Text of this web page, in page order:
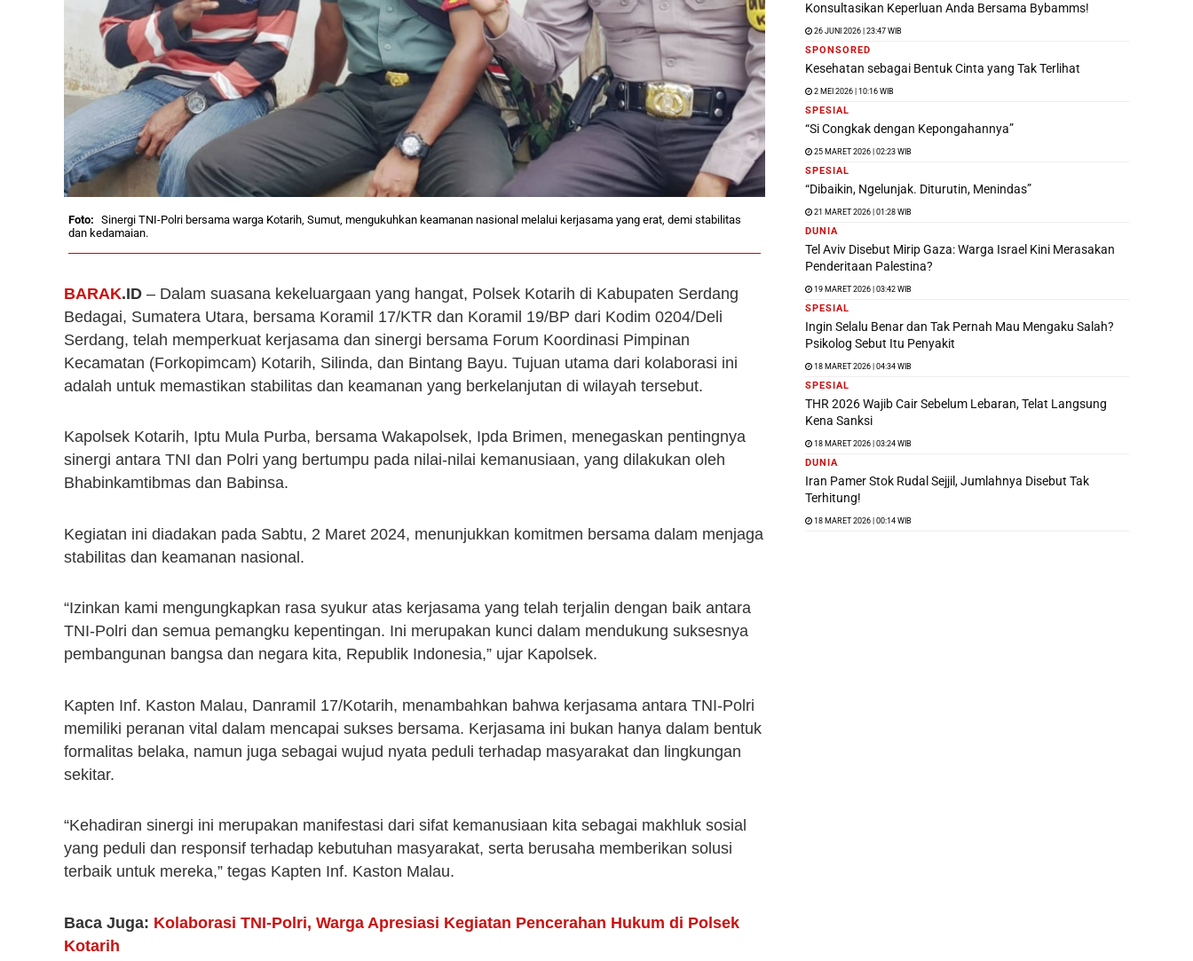
Sinergi TNI-Polri bersama warga Kotarih, Sumut, mengukuhkan keamanan nasional melalui kerjasama yang erat, demi stabilitas
dan kedamaian.
BARAK.ID – Dalam suasana kekeluargaan yang hangat, Polsek Kotarih di Kabupaten Serdang
Bedagai, Sumatera Utara, bersama Koramil 17/KTR dan Koramil 19/BP dari Kodim 0204/Deli
Serdang, telah memperkuat kerjasama dan sinergi bersama Forum Koordinasi Pimpinan
Kecamatan (Forkopimcam) Kotarih, Silinda, dan Bintang Bayu. Tujuan utama dari kolaborasi ini
adalah untuk memastikan stabilitas dan keamanan yang berkelanjutan di wilayah tersebut.
Kapolsek Kotarih, Iptu Mula Purba, bersama Wakapolsek, Ipda Brimen, menegaskan pentingnya
sinergi antara TNI dan Polri yang bertumpu pada nilai-nilai kemanusiaan, yang dilakukan oleh
Bhabinkamtibmas dan Babinsa.
Kegiatan ini diadakan pada Sabtu, 2 Maret 2024, menunjukkan komitmen bersama dalam menjaga
stabilitas dan keamanan nasional.
“Izinkan kami mengungkapkan rasa syukur atas kerjasama yang telah terjalin dengan baik antara
TNI-Polri dan semua pemangku kepentingan. Ini merupakan kunci dalam mendukung suksesnya
pembangunan bangsa dan negara kita, Republik Indonesia,” ujar Kapolsek.
Kapten Inf. Kaston Malau, Danramil 17/Kotarih, menambahkan bahwa kerjasama antara TNI-Polri
memiliki peranan vital dalam mencapai sukses bersama. Kerjasama ini bukan hanya dalam bentuk
formalitas belaka, namun juga sebagai wujud nyata peduli terhadap masyarakat dan lingkungan
sekitar.
“Kehadiran sinergi ini merupakan manifestasi dari sifat kemanusiaan kita sebagai makhluk sosial
yang peduli dan responsif terhadap kebutuhan masyarakat, serta berusaha memberikan solusi
terbaik untuk mereka,” tegas Kapten Inf. Kaston Malau.
Baca Juga: Kolaborasi TNI-Polri, Warga Apresiasi Kegiatan Pencerahan Hukum di Polsek
Kotarih
Konsultasikan Keperluan Anda Bersama Bybamms!
26 JUNI 2026 | 23:47 WIB
SPONSORED
Kesehatan sebagai Bentuk Cinta yang Tak Terlihat
2 MEI 2026 | 10:16 WIB
SPESIAL
“Si Congkak dengan Kepongahannya”
25 MARET 2026 | 02:23 WIB
SPESIAL
“Dibaikin, Ngelunjak. Diturutin, Menindas”
21 MARET 2026 | 01:28 WIB
DUNIA
Tel Aviv Disebut Mirip Gaza: Warga Israel Kini Merasakan
Penderitaan Palestina?
19 MARET 2026 | 03:42 WIB
SPESIAL
Ingin Selalu Benar dan Tak Pernah Mau Mengaku Salah?
Psikolog Sebut Itu Penyakit
18 MARET 2026 | 04:34 WIB
SPESIAL
THR 2026 Wajib Cair Sebelum Lebaran, Telat Langsung
Kena Sanksi
18 MARET 2026 | 03:24 WIB
DUNIA
Iran Pamer Stok Rudal Sejjil, Jumlahnya Disebut Tak
Terhitung!
18 MARET 2026 | 00:14 WIB